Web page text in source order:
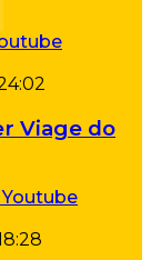
Viage do